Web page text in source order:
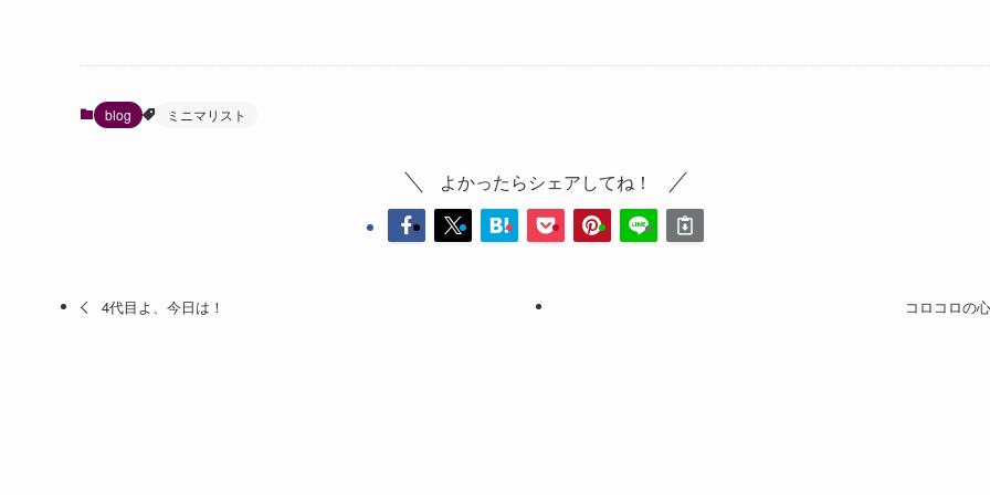
blog ミニマリスト
よかったらシェアしてね！
4代目よ、今日は！ コロコロの心